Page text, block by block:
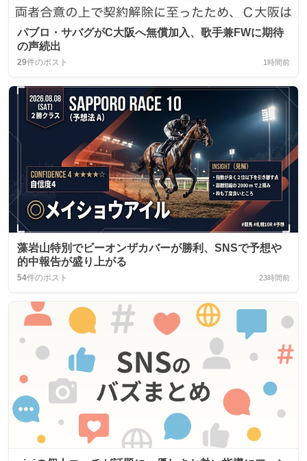
パブロ・サバグがC大阪へ無償加入、歌手兼FWに期待
の声続出
29件のポスト 1時間前
藻岩山特別でビーオンザカバーが勝利、SNSで予想や
的中報告が盛り上がる
54件のポスト 23時間前